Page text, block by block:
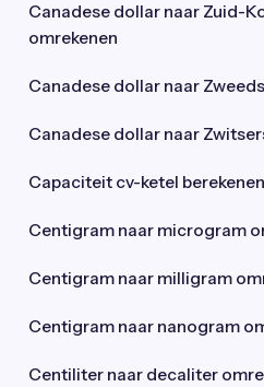
Canadese dollar naar Zuid-
omrekenen
Canadese dollar naar
Canadese dollar naar
Capaciteit cv-ketel berekenen
Centigram naar microgram
Centigram naar milligram
Centigram naar nanogram
Centiliter naar decaliter